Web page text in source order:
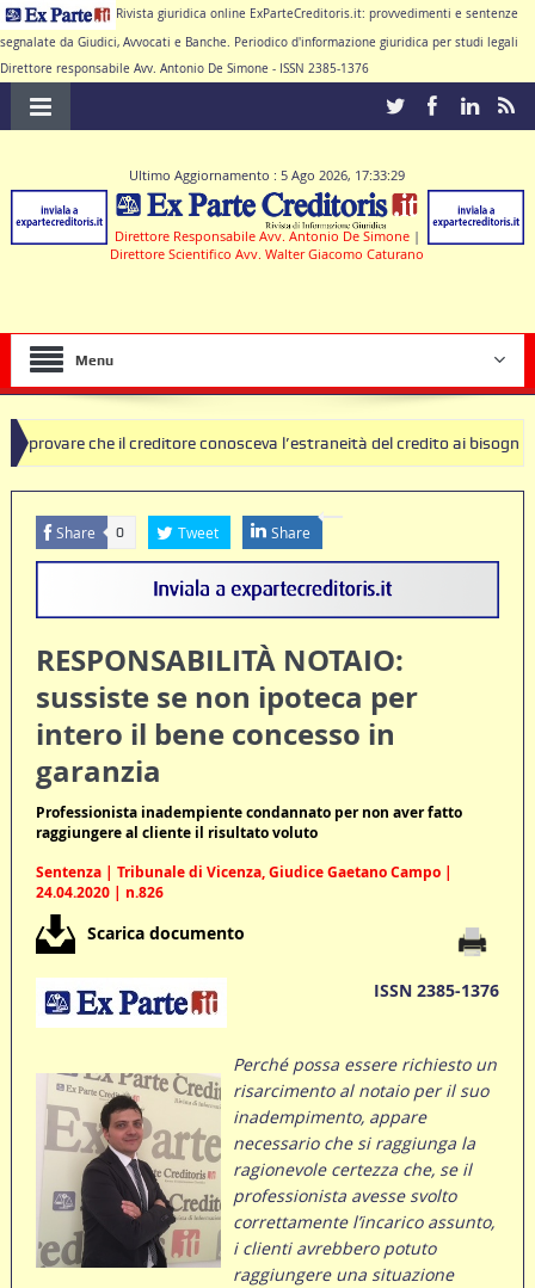
Rivista giuridica online ExParteCreditoris.it: provvedimenti e sentenze
segnalate da Giudici, Avvocati e Banche. Periodico d'informazione giuridica per studi legali
Direttore responsabile Avv. Antonio De Simone - ISSN 2385-1376
Ultimo Aggiornamento : 5 Ago 2026, 17:33:29
Direttore Responsabile Avv. Antonio De Simone |
Direttore Scientifico Avv. Walter Giacomo Caturano
Menu
che il creditore conosceva l’estraneità del credito ai bisogni della
di clausole nulle deve produrre il contratto di conto corrente
Share 0 Tweet Share
RESPONSABILITÀ NOTAIO:
sussiste se non ipoteca per
intero il bene concesso in
garanzia
Professionista inadempiente condannato per non aver fatto
raggiungere al cliente il risultato voluto
Sentenza | Tribunale di Vicenza, Giudice Gaetano Campo |
24.04.2020 | n.826
Scarica documento
ISSN 2385-1376
Perché possa essere richiesto un
risarcimento al notaio per il suo
inadempimento, appare
necessario che si raggiunga la
ragionevole certezza che, se il
professionista avesse svolto
correttamente l’incarico assunto,
i clienti avrebbero potuto
raggiungere una situazione